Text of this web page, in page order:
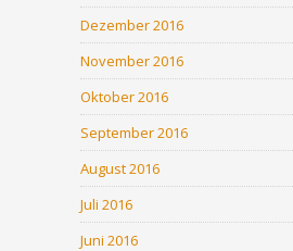
Dezember 2016
November 2016
Oktober 2016
September 2016
August 2016
Juli 2016
Juni 2016